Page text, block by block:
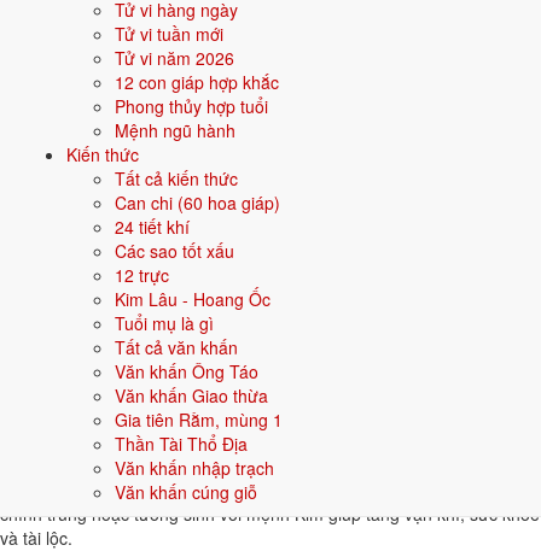
Tử vi hàng ngày
Tử vi tuần mới
Tử vi năm 2026
12 con giáp hợp khắc
Phong thủy hợp tuổi
Mệnh ngũ hành
Kiến thức
Tất cả kiến thức
Can chi (60 hoa giáp)
24 tiết khí
Các sao tốt xấu
12 trực
Kim Lâu - Hoang Ốc
Tuổi mụ là gì
Tất cả văn khấn
Văn khấn Ông Táo
Văn khấn Giao thừa
Gia tiên Rằm, mùng 1
Thần Tài Thổ Địa
Văn khấn nhập trạch
Văn khấn cúng giỗ
👧 Nữ
Gợi ý tên đẹp cho Nam mệnh Kim:
Minh Kiếm Quang Kim Sinh Kim
Sinh năm 2030 hợp gì - kỵ gì
Người sinh năm2030 mệnh
tương sinh, kỵ các yếu tố tương khắc. Cụ thể trên 5 phương diện:
Sinh năm 2030 hợp màu gì?
Người mệnhKimsinh năm 2030 nên ưu tiên các màu thuộc bản mệnh
và màu tương sinh:Trắng, Bạc, Xám, Vàng nhạt
xe, sơn nhà, vật phẩm phong thuỷ.
Sinh năm 2030 hợp hướng nào?
Tây, Tây Bắc . Đặt bàn thờ, hướng giường, hướng cửa
chính trùng hoặc tương sinh với mệnh Kim giúp tăng vận khí, sức khoẻ
và tài lộc.